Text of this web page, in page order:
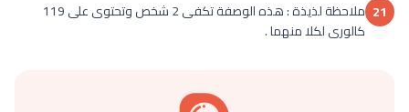
21
ملاحظة لذيذة : هذه الوصفة تكفى 2 شخص وتحتوى على 119
كالورى لكلا منهما .